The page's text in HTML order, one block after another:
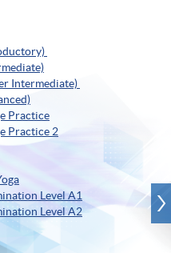
Intermediate)
Practice
Practice 2
Level A1
Level A2